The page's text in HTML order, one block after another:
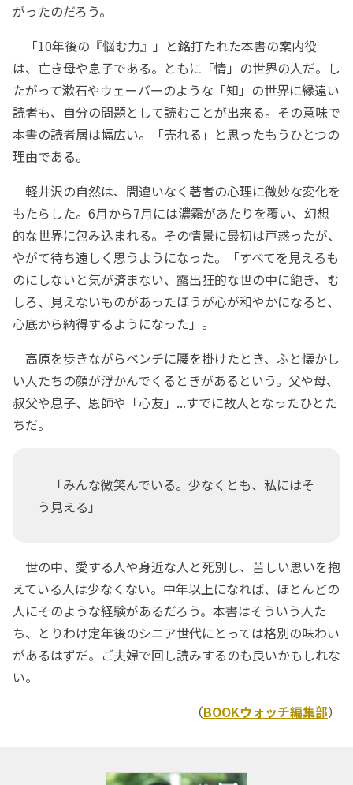
がったのだろう。
「10年後の『悩む力』」と銘打たれた本書の案内役
は、亡き母や息子である。ともに「情」の世界の人だ。し
たがって漱石やウェーバーのような「知」の世界に縁遠い
読者も、自分の問題として読むことが出来る。その意味で
本書の読者層は幅広い。「売れる」と思ったもうひとつの
理由である。
軽井沢の自然は、間違いなく著者の心理に微妙な変化を
もたらした。6月から7月には濃霧があたりを覆い、幻想
的な世界に包み込まれる。その情景に最初は戸惑ったが、
やがて待ち遠しく思うようになった。「すべてを見えるも
のにしないと気が済まない、露出狂的な世の中に飽き、む
しろ、見えないものがあったほうが心が和やかになると、
心底から納得するようになった」。
高原を歩きながらベンチに腰を掛けたとき、ふと懐かし
い人たちの顔が浮かんでくるときがあるという。父や母、
叔父や息子、恩師や「心友」...すでに故人となったひとた
ちだ。
「みんな微笑んでいる。少なくとも、私にはそ
う見える」
世の中、愛する人や身近な人と死別し、苦しい思いを抱
えている人は少なくない。中年以上になれば、ほとんどの
人にそのような経験があるだろう。本書はそういう人た
ち、とりわけ定年後のシニア世代にとっては格別の味わい
があるはずだ。ご夫婦で回し読みするのも良いかもしれな
い。
（BOOKウォッチ編集部）